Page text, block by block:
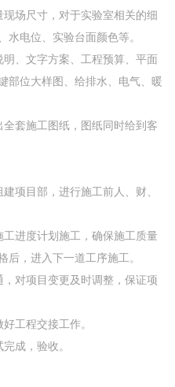
场尺寸，对于实验室相关的细
水电位、实验台面颜色等。
、文字方案、工程预算、平面
部位大样图、给排水、电气、暖
套施工图纸，图纸同时给到客
目部，进行施工前人、财、
进度计划施工，确保施工质量
后，进入下一道工序施工。
对项目变更及时调整，保证项
工程交接工作。
成，验收。